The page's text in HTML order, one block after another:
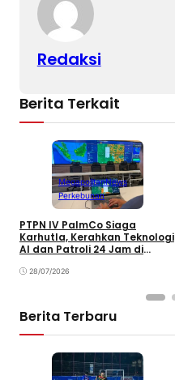
Redaksi
Berita Terkait
MegapolitanNews
Perkebunan
PTPN IV PalmCo Siaga
Karhutla, Kerahkan Teknologi
AI dan Patroli 24 Jam di
28/07/2026
Berita Terbaru